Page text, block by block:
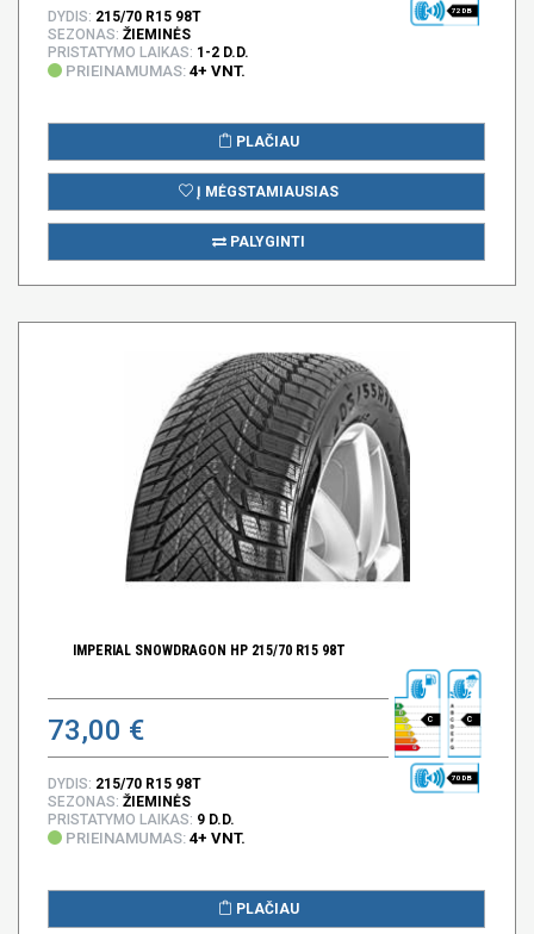
72 DB
DYDIS: 215/70 R15 98T
SEZONAS: ŽIEMINĖS
PRISTATYMO LAIKAS: 1-2 D.D.
PRIEINAMUMAS: 4+ VNT.
PLAČIAU
Į MĖGSTAMIAUSIAS
PALYGINTI
IMPERIAL SNOWDRAGON HP 215/70 R15 98T
73,00 € C C
70 DB
DYDIS: 215/70 R15 98T
SEZONAS: ŽIEMINĖS
PRISTATYMO LAIKAS: 9 D.D.
PRIEINAMUMAS: 4+ VNT.
PLAČIAU